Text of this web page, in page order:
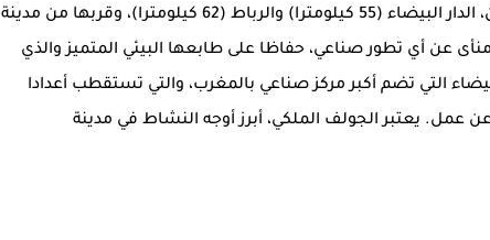
رغم موقعها الاستراتيجي بين العاصمتين، الدار البيضاء (55 كيلومترا) والرباط (62 كيلومترا)، وقربها من مدينة
عن أي تطور صناعي، حفاظا على طابعها البيئي المتميز والذي
التي تضم أكبر مركز صناعي بالمغرب، والتي تستقطب أعدادا
يعتبر الجولف الملكي، أبرز أوجه النشاط في مدينة